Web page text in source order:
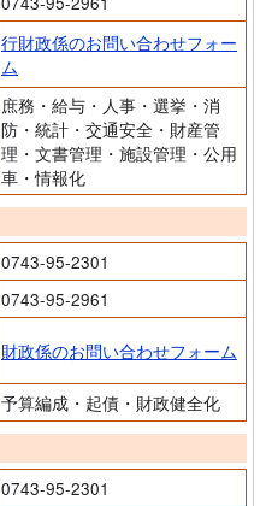
行財政係のお問い合わせフォー
ム
庶務・給与・人事・選挙・消
防・統計・交通安全・財産管
理・文書管理・施設管理・公用
車・情報化
0743-95-2301
0743-95-2961
財政係のお問い合わせフォーム
予算編成・起債・財政健全化
0743-95-2301